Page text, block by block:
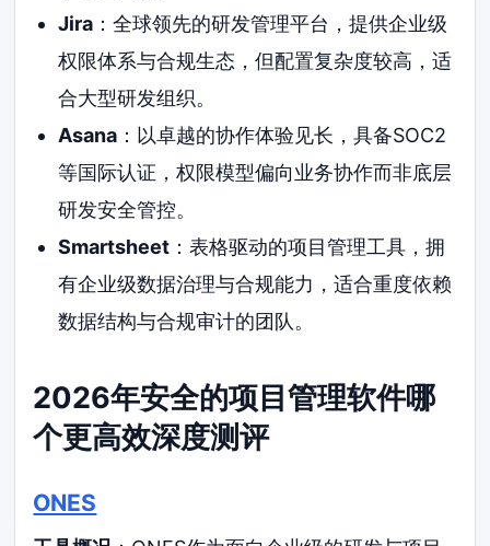
Jira：全球领先的研发管理平台，提供企业级
权限体系与合规生态，但配置复杂度较高，适
合大型研发组织。
Asana：以卓越的协作体验见长，具备SOC2
等国际认证，权限模型偏向业务协作而非底层
研发安全管控。
Smartsheet：表格驱动的项目管理工具，拥
有企业级数据治理与合规能力，适合重度依赖
数据结构与合规审计的团队。
2026年安全的项目管理软件哪
个更高效深度测评
ONES